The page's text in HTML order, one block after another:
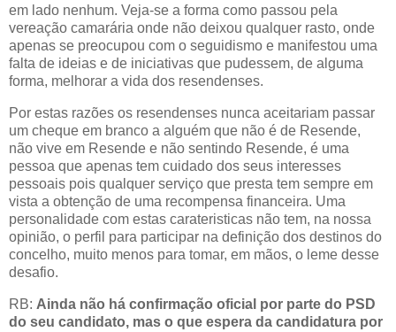
em lado nenhum. Veja-se a forma como passou pela
vereação camarária onde não deixou qualquer rasto, onde
apenas se preocupou com o seguidismo e manifestou uma
falta de ideias e de iniciativas que pudessem, de alguma
forma, melhorar a vida dos resendenses.
Por estas razões os resendenses nunca aceitariam passar
um cheque em branco a alguém que não é de Resende,
não vive em Resende e não sentindo Resende, é uma
pessoa que apenas tem cuidado dos seus interesses
pessoais pois qualquer serviço que presta tem sempre em
vista a obtenção de uma recompensa financeira. Uma
personalidade com estas carateristicas não tem, na nossa
opinião, o perfil para participar na definição dos destinos do
concelho, muito menos para tomar, em mãos, o leme desse
desafio.
RB: Ainda não há confirmação oficial por parte do PSD
do seu candidato, mas o que espera da candidatura por